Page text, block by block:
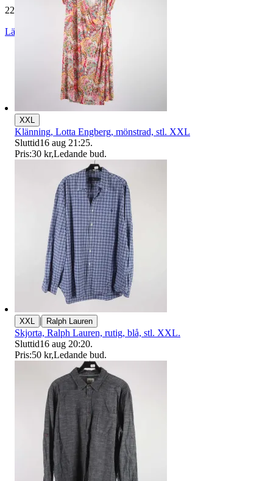
229 774 omdömen
Läs omdömen Följ
XXL
Klänning, Lotta Engberg, mönstrad, stl. XXL
Sluttid16 aug 21:25.
Pris:30 kr,Ledande bud.
XXL | Ralph Lauren
Skjorta, Ralph Lauren, rutig, blå, stl. XXL.
Sluttid16 aug 20:20.
Pris:50 kr,Ledande bud.